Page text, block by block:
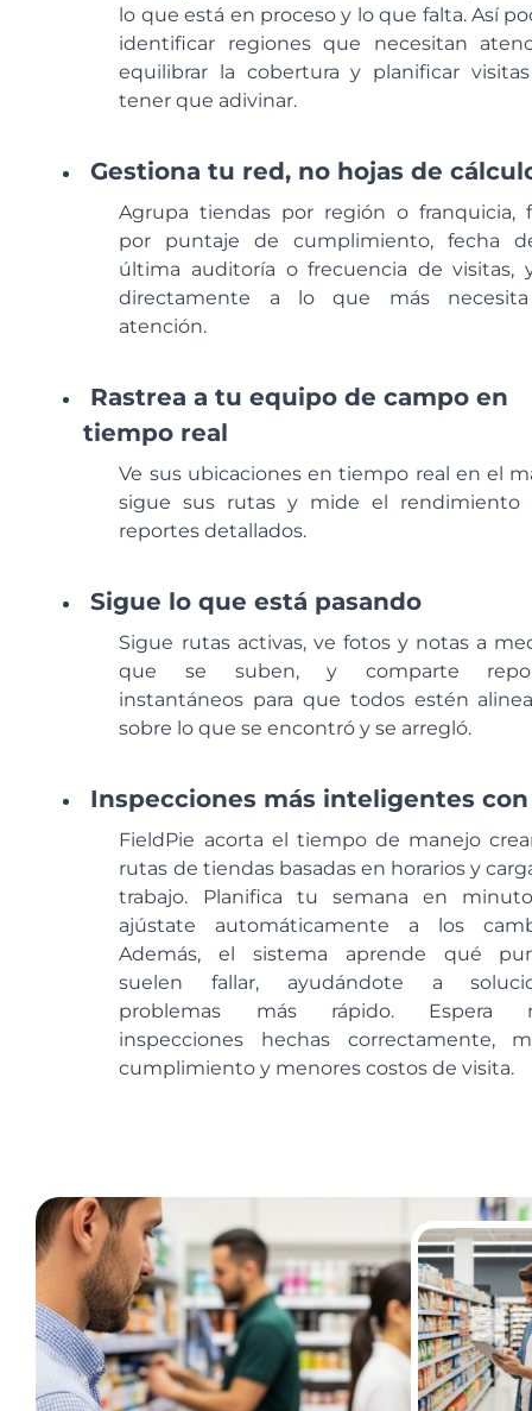
lo que está en proceso y lo que falta. Así
identificar regiones que necesitan
equilibrar la cobertura y planificar
tener que adivinar.
Gestiona tu red, no hojas de
Agrupa tiendas por región o franquicia,
por puntaje de cumplimiento, fecha
última auditoría o frecuencia de visitas,
directamente a lo que más
atención.
Rastrea a tu equipo de campo en
tiempo real
Ve sus ubicaciones en tiempo real en el
sigue sus rutas y mide el rendimiento
reportes detallados.
Sigue lo que está pasando
Sigue rutas activas, ve fotos y notas a
que se suben, y comparte
instantáneos para que todos estén
sobre lo que se encontró y se arregló.
Inspecciones más inteligentes
FieldPie acorta el tiempo de manejo
rutas de tiendas basadas en horarios y
trabajo. Planifica tu semana en
ajústate automáticamente a los
Además, el sistema aprende qué
suelen fallar, ayudándote a
problemas más rápido. Espera
inspecciones hechas correctamente,
cumplimiento y menores costos de visita.